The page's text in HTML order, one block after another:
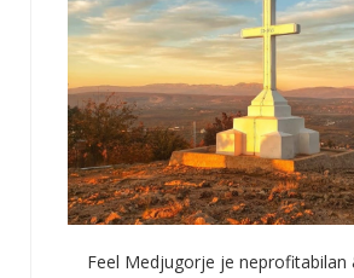
Feel Medjugorje je neprofitabilan